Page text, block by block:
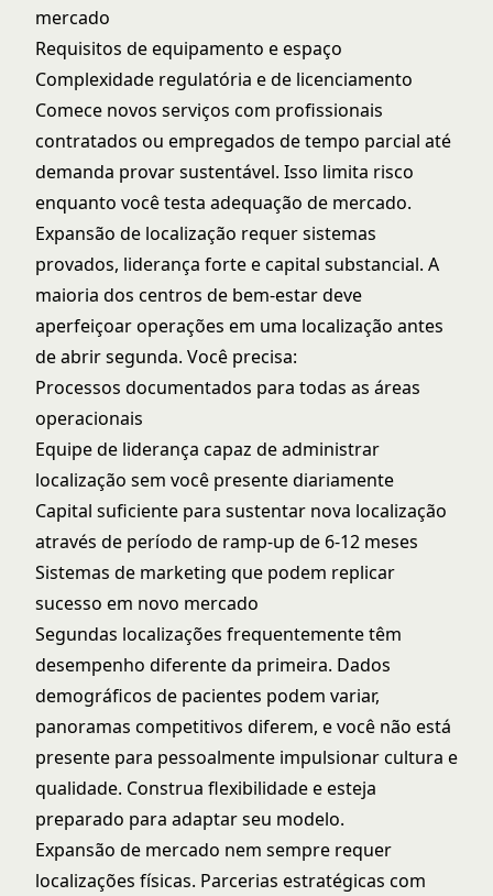
mercado
Requisitos de equipamento e espaço
Complexidade regulatória e de licenciamento
Comece novos serviços com profissionais
contratados ou empregados de tempo parcial até
demanda provar sustentável. Isso limita risco
enquanto você testa adequação de mercado.
Expansão de localização requer sistemas
provados, liderança forte e capital substancial. A
maioria dos centros de bem-estar deve
aperfeiçoar operações em uma localização antes
de abrir segunda. Você precisa:
Processos documentados para todas as áreas
operacionais
Equipe de liderança capaz de administrar
localização sem você presente diariamente
Capital suficiente para sustentar nova localização
através de período de ramp-up de 6-12 meses
Sistemas de marketing que podem replicar
sucesso em novo mercado
Segundas localizações frequentemente têm
desempenho diferente da primeira. Dados
demográficos de pacientes podem variar,
panoramas competitivos diferem, e você não está
presente para pessoalmente impulsionar cultura e
qualidade. Construa flexibilidade e esteja
preparado para adaptar seu modelo.
Expansão de mercado nem sempre requer
localizações físicas. Parcerias estratégicas com